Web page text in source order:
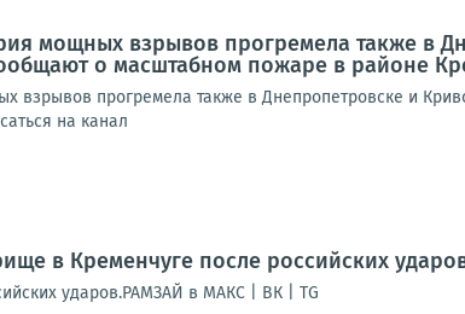
мощных взрывов прогремела также в
о масштабном пожаре в районе
взрывов прогремела также в Днепропетровске и
на канал
в Кременчуге после российских
ударов.РАМЗАЙ в МАКС | ВК | TG